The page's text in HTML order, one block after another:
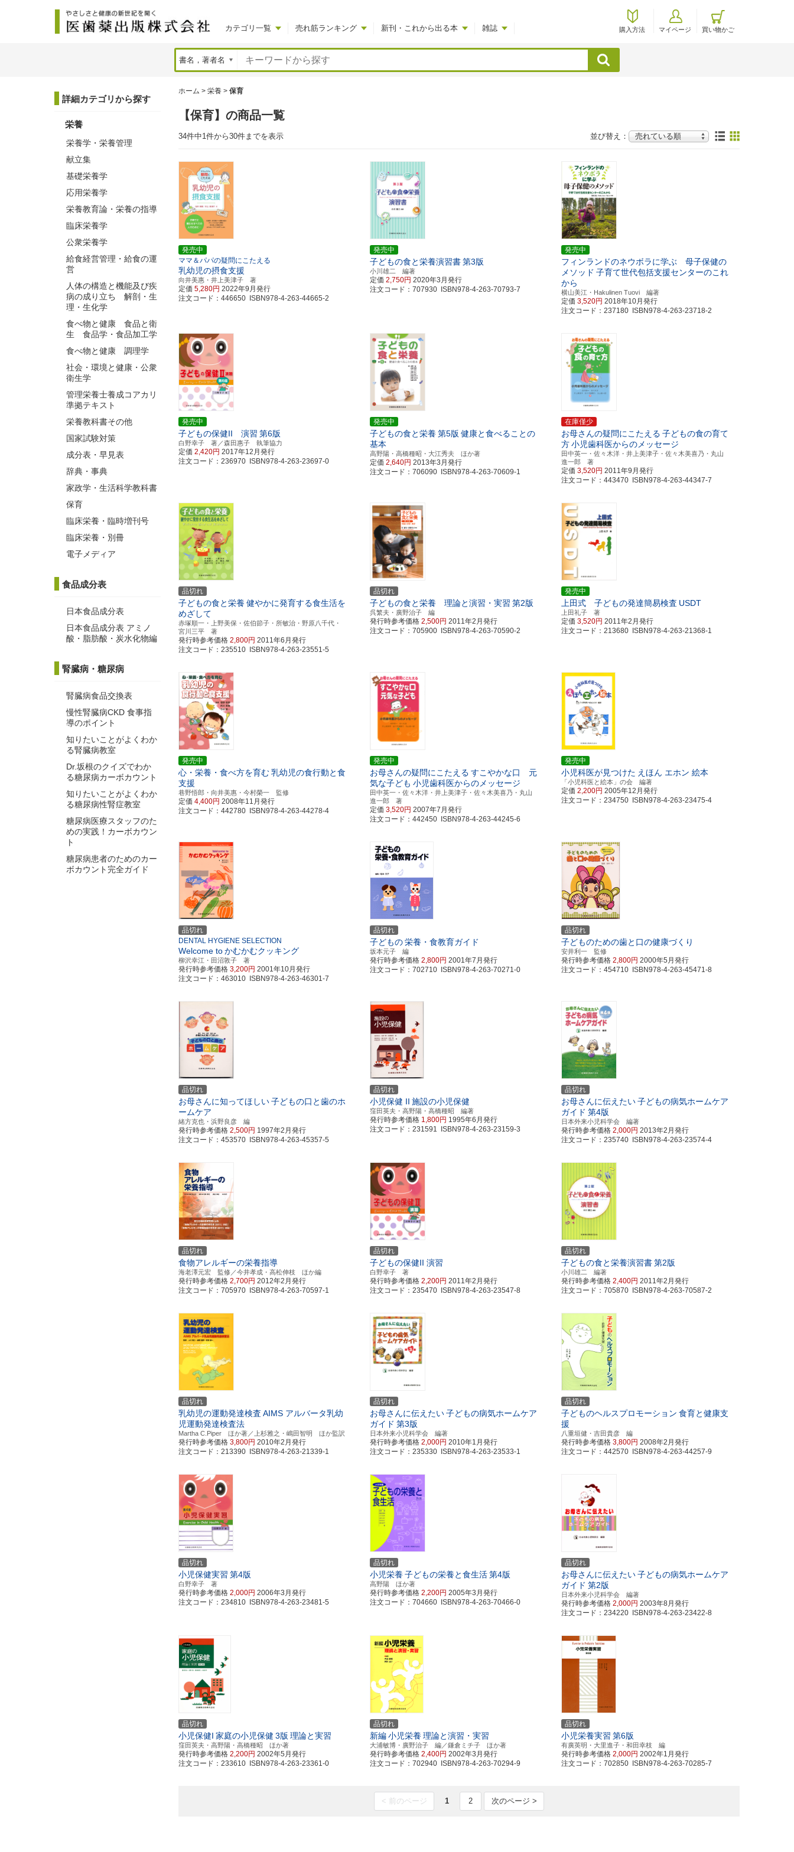
カテゴリ一覧 売れ筋ランキング 新刊・これから出る本 雑誌 購入方法 マイページ 買い物かご
検索
ホーム > 栄養 > 保育
【保育】の商品一覧
34件中1件から30件までを表示 並び替え：
発売中
ママ＆パパの疑問にこたえる
乳幼児の摂食支援
向井美惠・井上美津子 著
定価 5,280円 2022年9月発行
注文コード：446650 ISBN978-4-263-44665-2
発売中
子どもの食と栄養演習書第3版
小川雄二 編著
定価2,750円 2020年3月発行
注文コード：707930 ISBN978-4-263-70793-7
発売中
フィンランドのネウボラに学ぶ 母子保健の
メソッド 子育て世代包括支援センターのこれ
から
横山美江・Hakulinen Tuovi 編著
定価3,520円 2018年10月発行
注文コード：237180 ISBN978-4-263-23718-2
発売中
子どもの保健II 演習 第6版
白野幸子 著／森田惠子 執筆協力
定価 2,420円 2017年12月発行
注文コード：236970 ISBN978-4-263-23697-0
発売中
子どもの食と栄養 第5版 健康と食べることの
基本
高野陽・高橋種昭・大江秀夫 ほか著
定価2,640円 2013年3月発行
注文コード：706090 ISBN978-4-263-70609-1
在庫僅少
お母さんの疑問にこたえる 子どもの食の育て
方 小児歯科医からのメッセージ
田中英一・佐々木洋・井上美津子・佐々木美喜乃・丸山
進一郎 著
定価3,520円 2011年9月発行
注文コード：443470 ISBN978-4-263-44347-7
品切れ
子どもの食と栄養 健やかに発育する食生活を
めざして
赤塚順一・上野美保・佐伯節子・所敏治・野原八千代・
宮川三平 著
発行時参考価格 2,800円 2011年6月発行
注文コード：235510 ISBN978-4-263-23551-5
品切れ
子どもの食と栄養 理論と演習・実習 第2版
呉繁夫・廣野治子 編
発行時参考価格2,500円 2011年2月発行
注文コード：705900 ISBN978-4-263-70590-2
発売中
上田式 子どもの発達簡易検査 USDT
上田礼子 著
定価3,520円 2011年2月発行
注文コード：213680 ISBN978-4-263-21368-1
発売中
心・栄養・食べ方を育む乳幼児の食行動と食
支援
巷野悟郎・向井美惠・今村榮一 監修
定価 4,400円 2008年11月発行
注文コード：442780 ISBN978-4-263-44278-4
発売中
お母さんの疑問にこたえる すこやかな口 元
気な子ども 小児歯科医からのメッセージ
田中英一・佐々木洋・井上美津子・佐々木美喜乃・丸山
進一郎 著
定価3,520円 2007年7月発行
注文コード：442450 ISBN978-4-263-44245-6
発売中
小児科医が見つけた えほん エホン 絵本
「小児科医と絵本」の会 編著
定価2,200円 2005年12月発行
注文コード：234750 ISBN978-4-263-23475-4
品切れ
DENTAL HYGIENE SELECTION
Welcome toかむかむクッキング
柳沢幸江・田沼敦子 著
発行時参考価格 3,200円 2001年10月発行
注文コード：463010 ISBN978-4-263-46301-7
品切れ
子どもの栄養・食教育ガイド
坂本元子 編
発行時参考価格2,800円 2001年7月発行
注文コード：702710 ISBN978-4-263-70271-0
品切れ
子どものための歯と口の健康づくり
安井利一 監修
発行時参考価格2,800円 2000年5月発行
注文コード：454710 ISBN978-4-263-45471-8
品切れ
お母さんに知ってほしい子どもの口と歯のホ
ームケア
緒方克也・浜野良彦 編
発行時参考価格 2,500円 1997年2月発行
注文コード：453570 ISBN978-4-263-45357-5
品切れ
小児保健 II 施設の小児保健
窪田英夫・高野陽・高橋種昭 編著
発行時参考価格 1,800円 1995年6月発行
注文コード：231591 ISBN978-4-263-23159-3
品切れ
お母さんに伝えたい 子どもの病気ホームケア
ガイド 第4版
日本外来小児科学会 編著
発行時参考価格2,000円 2013年2月発行
注文コード：235740 ISBN978-4-263-23574-4
品切れ
食物アレルギーの栄養指導
海老澤元宏 監修／今井孝成・高松伸枝 ほか編
発行時参考価格 2,700円 2012年2月発行
注文コード：705970 ISBN978-4-263-70597-1
品切れ
子どもの保健II 演習
白野幸子 著
発行時参考価格2,200円 2011年2月発行
注文コード：235470 ISBN978-4-263-23547-8
品切れ
子どもの食と栄養演習書 第2版
小川雄二 編著
発行時参考価格2,400円 2011年2月発行
注文コード：705870 ISBN978-4-263-70587-2
品切れ
乳幼児の運動発達検査 AIMS アルバータ乳幼
児運動発達検査法
Martha C.Piper ほか著／上杉雅之・嶋田智明 ほか監訳
発行時参考価格 3,800円 2010年2月発行
注文コード：213390 ISBN978-4-263-21339-1
品切れ
お母さんに伝えたい子どもの病気ホームケア
ガイド 第3版
日本外来小児科学会 編著
発行時参考価格2,000円 2010年1月発行
注文コード：235330 ISBN978-4-263-23533-1
品切れ
子どものヘルスプロモーション 食育と健康支
援
八重垣健・吉田貴彦 編
発行時参考価格3,800円 2008年2月発行
注文コード：442570 ISBN978-4-263-44257-9
品切れ
小児保健実習 第4版
白野幸子 著
発行時参考価格 2,000円 2006年3月発行
注文コード：234810 ISBN978-4-263-23481-5
品切れ
小児栄養 子どもの栄養と食生活第4版
高野陽 ほか著
発行時参考価格2,200円 2005年3月発行
注文コード：704660 ISBN978-4-263-70466-0
品切れ
お母さんに伝えたい 子どもの病気ホームケア
ガイド 第2版
日本外来小児科学会 編著
発行時参考価格2,000円 2003年8月発行
注文コード：234220 ISBN978-4-263-23422-8
品切れ
小児保健I 家庭の小児保健 3版 理論と実習
窪田英夫・高野陽・高橋種昭 ほか著
発行時参考価格 2,200円 2002年5月発行
注文コード：233610 ISBN978-4-263-23361-0
品切れ
新編小児栄養 理論と演習・実習
大浦敏博・廣野治子 編／鎌倉ミチ子 ほか著
発行時参考価格2,400円 2002年3月発行
注文コード：702940 ISBN978-4-263-70294-9
品切れ
小児栄養実習 第6版
有廣英明・大里進子・和田幸枝 編
発行時参考価格2,000円 2002年1月発行
注文コード：702850 ISBN978-4-263-70285-7
< 前のページ 1 2 次のページ >
詳細カテゴリから探す
栄養
栄養学・栄養管理
献立集
基礎栄養学
応用栄養学
栄養教育論・栄養の指導
臨床栄養学
公衆栄養学
給食経営管理・給食の運
営
人体の構造と機能及び疾
病の成り立ち 解剖・生
理・生化学
食べ物と健康 食品と衛
生 食品学・食品加工学
食べ物と健康 調理学
社会・環境と健康・公衆
衛生学
管理栄養士養成コアカリ
準拠テキスト
栄養教科書その他
国家試験対策
成分表・早見表
辞典・事典
家政学・生活科学教科書
保育
臨床栄養・臨時増刊号
臨床栄養・別冊
電子メディア
食品成分表
日本食品成分表
日本食品成分表 アミノ
酸・脂肪酸・炭水化物編
腎臓病・糖尿病
腎臓病食品交換表
慢性腎臓病CKD 食事指
導のポイント
知りたいことがよくわか
る腎臓病教室
Dr.坂根のクイズでわか
る糖尿病カーボカウント
知りたいことがよくわか
る糖尿病性腎症教室
糖尿病医療スタッフのた
めの実践！カーボカウン
ト
糖尿病患者のためのカー
ボカウント完全ガイド